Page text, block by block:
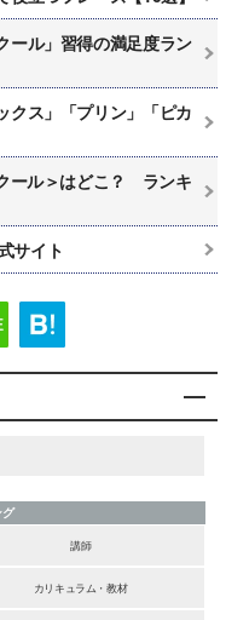
ル」習得の満足度ラン
ス」「プリン」「ピカ
ール＞はどこ？ ランキ
サイト
講師
カリキュラム・教材